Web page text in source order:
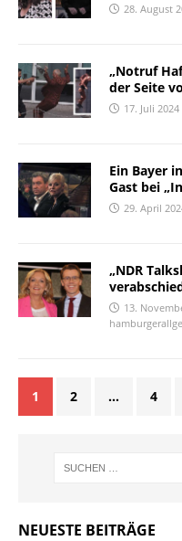
28. August
„Notruf
der Seite
17. Juli 2024
Ein Bayer
Gast bei
29. April
„NDR
13.
1 2 … 4
NEUESTE BEITRÄGE